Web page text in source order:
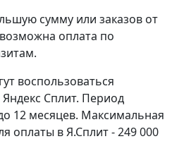
сумму или заказов от
оплата по
воспользоваться
Сплит. Период
12 месяцев. Максимальная
оплаты в Я.Сплит - 249 000